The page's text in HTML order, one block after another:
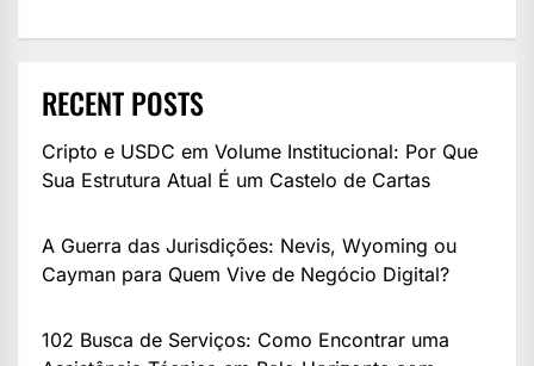
RECENT POSTS
Cripto e USDC em Volume Institucional: Por Que
Sua Estrutura Atual É um Castelo de Cartas
A Guerra das Jurisdições: Nevis, Wyoming ou
Cayman para Quem Vive de Negócio Digital?
102 Busca de Serviços: Como Encontrar uma